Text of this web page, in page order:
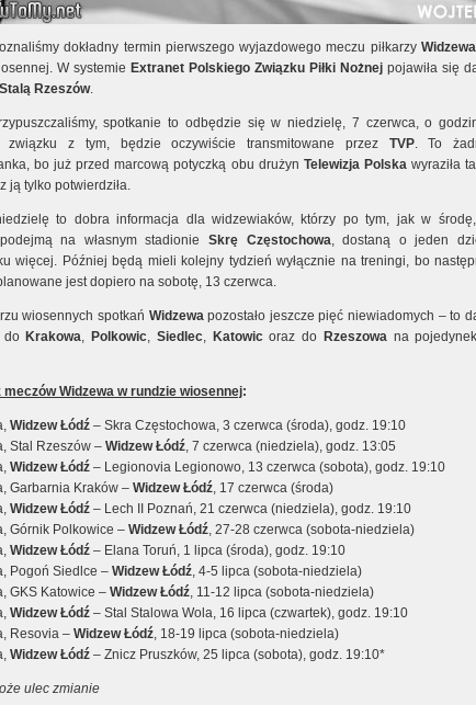
dokładny termin pierwszego wyjazdowego meczu piłkarzy Widzewa
W systemie Extranet Polskiego Związku Piłki Nożnej pojawiła się
Stalą Rzeszów.
spotkanie to odbędzie się w niedzielę, 7 czerwca, o
związku z tym, będzie oczywiście transmitowane przez TVP. To
bo już przed marcową potyczką obu drużyn Telewizja Polskawyraziła
ją tylko potwierdziła.
to dobra informacja dla widzewiaków, którzy po tym, jak w
na własnym stadionie Skrę Częstochowa, dostaną o jeden
więcej. Później będą mieli kolejny tydzień wyłącznie na treningi, bo
jest dopiero na sobotę, 13 czerwca.
wiosennych spotkań Widzewapozostało jeszcze pięć niewiadomych – to
do Krakowa, Polkowic, Siedlec, Katowicoraz do Rzeszowana
meczów Widzewa w rundzie wiosennej:
Widzew Łódź – Skra Częstochowa, 3 czerwca (środa), godz. 19:10
Stal Rzeszów – Widzew Łódź, 7 czerwca (niedziela), godz. 13:05
Widzew Łódź – Legionovia Legionowo, 13 czerwca (sobota), godz. 19:10
Garbarnia Kraków – Widzew Łódź, 17 czerwca (środa)
Widzew Łódź – Lech II Poznań, 21 czerwca (niedziela), godz. 19:10
Górnik Polkowice – Widzew Łódź, 27-28 czerwca (sobota-niedziela)
Widzew Łódź – Elana Toruń, 1 lipca (środa), godz. 19:10
Pogoń Siedlce – Widzew Łódź, 4-5 lipca (sobota-niedziela)
GKS Katowice – Widzew Łódź, 11-12 lipca (sobota-niedziela)
Widzew Łódź – Stal Stalowa Wola, 16 lipca (czwartek), godz. 19:10
Resovia – Widzew Łódź, 18-19 lipca (sobota-niedziela)
Widzew Łódź – Znicz Pruszków, 25 lipca (sobota), godz. 19:10*
ulec zmianie